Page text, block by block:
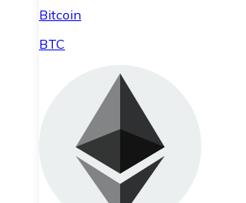
Bitcoin
BTC